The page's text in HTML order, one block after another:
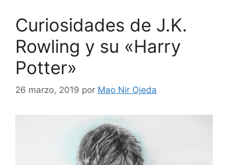
Curiosidades de J.K.
Rowling y su «Harry
Potter»
26 marzo, 2019 por Mao Nir Ojeda